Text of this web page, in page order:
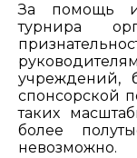
За помощь и
турнира
учреждений,
спонсорской
таких
более
невозможно.